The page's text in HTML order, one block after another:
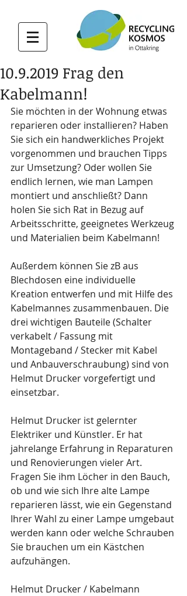
10.9.2019 Frag den
Kabelmann!
Sie möchten in der Wohnung etwas
reparieren oder installieren? Haben
Sie sich ein handwerkliches Projekt
vorgenommen und brauchen Tipps
zur Umsetzung? Oder wollen Sie
endlich lernen, wie man Lampen
montiert und anschließt? Dann
holen Sie sich Rat in Bezug auf
Arbeitsschritte, geeignetes Werkzeug
und Materialien beim Kabelmann!
Außerdem können Sie zB aus
Blechdosen eine individuelle
Kreation entwerfen und mit Hilfe des
Kabelmannes zusammenbauen. Die
drei wichtigen Bauteile (Schalter
verkabelt / Fassung mit
Montageband / Stecker mit Kabel
und Anbauverschraubung) sind von
Helmut Drucker vorgefertigt und
einsetzbar.
Helmut Drucker ist gelernter
Elektriker und Künstler. Er hat
jahrelange Erfahrung in Reparaturen
und Renovierungen vieler Art.
Fragen Sie ihm Löcher in den Bauch,
ob und wie sich Ihre alte Lampe
reparieren lässt, wie ein Gegenstand
Ihrer Wahl zu einer Lampe umgebaut
werden kann oder welche Schrauben
Sie brauchen um ein Kästchen
aufzuhängen.
Helmut Drucker / Kabelmann